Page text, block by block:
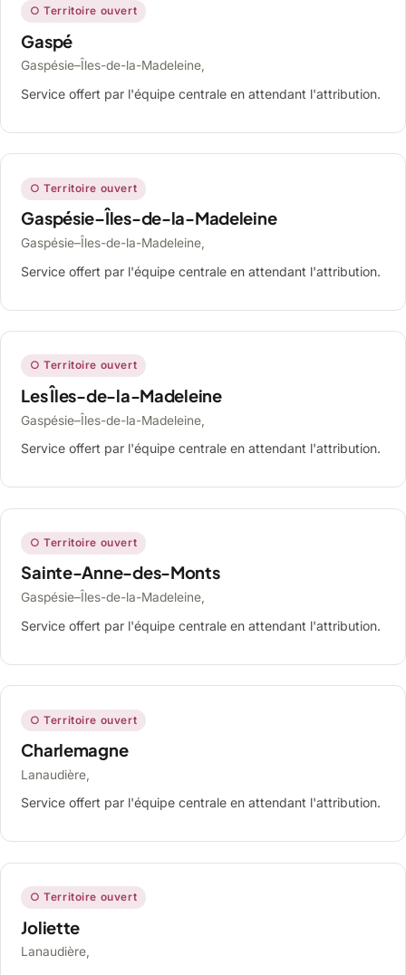
○ Territoire ouvert
Gaspé
Gaspésie–Îles-de-la-Madeleine,
Service offert par l'équipe centrale en attendant l'attribution.
○ Territoire ouvert
Gaspésie–Îles-de-la-Madeleine
Gaspésie–Îles-de-la-Madeleine,
Service offert par l'équipe centrale en attendant l'attribution.
○ Territoire ouvert
Les Îles-de-la-Madeleine
Gaspésie–Îles-de-la-Madeleine,
Service offert par l'équipe centrale en attendant l'attribution.
○ Territoire ouvert
Sainte-Anne-des-Monts
Gaspésie–Îles-de-la-Madeleine,
Service offert par l'équipe centrale en attendant l'attribution.
○ Territoire ouvert
Charlemagne
Lanaudière,
Service offert par l'équipe centrale en attendant l'attribution.
○ Territoire ouvert
Joliette
Lanaudière,